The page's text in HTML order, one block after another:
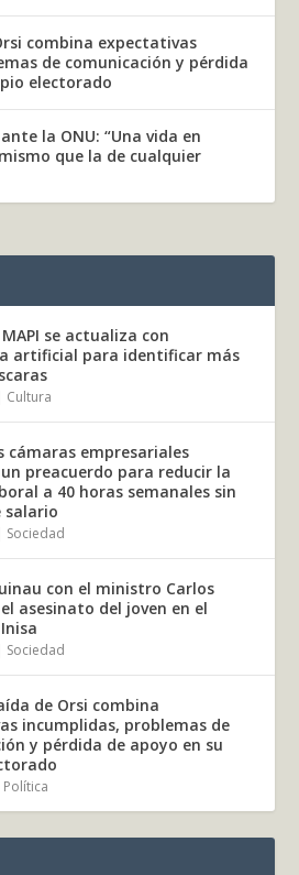
combina expectativas
de comunicación y pérdida
electorado
la ONU: “Una vida en
que la de cualquier
se actualiza con
artificial para identificar más
Cultura
cámaras empresariales
preacuerdo para reducir la
a 40 horas semanales sin
salario
Sociedad
con el ministro Carlos
asesinato del joven en el
Sociedad
de Orsi combina
incumplidas, problemas de
y pérdida de apoyo en su
Política